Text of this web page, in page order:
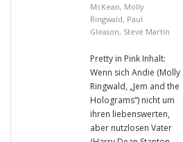
McKean, Molly
Ringwald, Paul
Gleason, Steve Martin
Pretty in Pink Inhalt:
Wenn sich Andie (Molly
Ringwald, „Jem and the
Holograms“) nicht um
ihren liebenswerten,
aber nutzlosen Vater